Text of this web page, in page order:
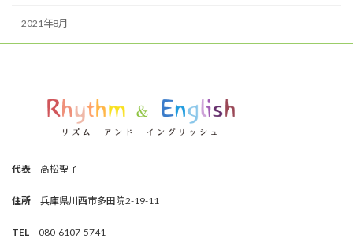
2021年8月
代表 高松聖子
住所 兵庫県川西市多田院2-19-11
TEL 080-6107-5741